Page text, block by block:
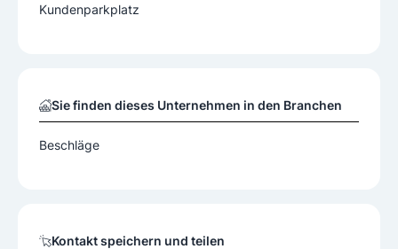
Kundenparkplatz
Sie finden dieses Unternehmen in den Branchen
Beschläge
Kontakt speichern und teilen